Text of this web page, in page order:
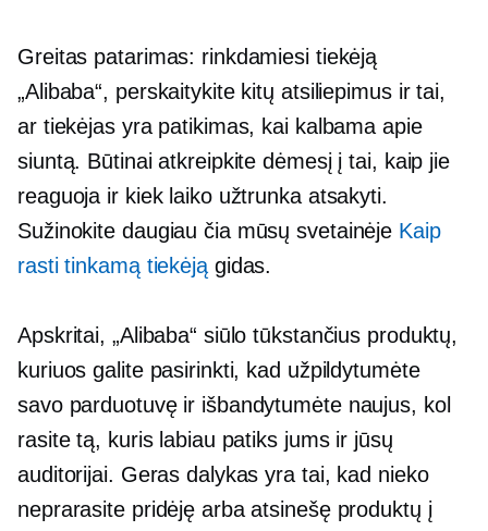
Greitas patarimas: rinkdamiesi tiekėją
„Alibaba“, perskaitykite kitų atsiliepimus ir tai,
ar tiekėjas yra patikimas, kai kalbama apie
siuntą. Būtinai atkreipkite dėmesį į tai, kaip jie
reaguoja ir kiek laiko užtrunka atsakyti.
Sužinokite daugiau čia mūsų svetainėje Kaip
rasti tinkamą tiekėjągidas.
Apskritai, „Alibaba“ siūlo tūkstančius produktų,
kuriuos galite pasirinkti, kad užpildytumėte
savo parduotuvę ir išbandytumėte naujus, kol
rasite tą, kuris labiau patiks jums ir jūsų
auditorijai. Geras dalykas yra tai, kad nieko
neprarasite pridėję arba atsinešę produktų į